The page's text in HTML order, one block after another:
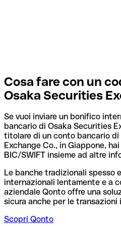
Cosa fare con un
Osaka Securities
Se vuoi inviare un bonifico
bancario di Osaka Securities
titolare di un conto bancario di
Exchange Co., in Giappone,
BIC/SWIFT insieme ad altre
Le banche tradizionali spesso
internazionali lentamente e a
aziendale Qonto offre una
sicura anche per le transazioni
Scopri Qonto